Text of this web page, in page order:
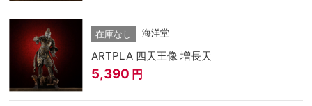
在庫なし 海洋堂
ARTPLA 四天王像 増長天
5,390 円